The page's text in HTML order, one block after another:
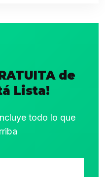
de
Lista!
todo lo que